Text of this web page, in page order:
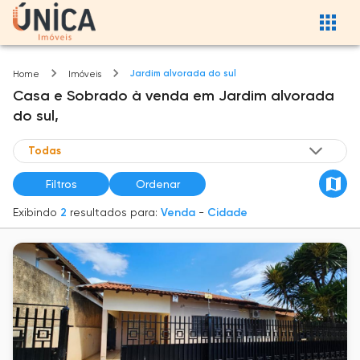
Home Imóveis Jardim alvorada do sul
Casa e Sobrado à venda em Jardim alvorada
do sul,
Filtros Ordenar
Exibindo 2 resultados para: Venda - Cidade